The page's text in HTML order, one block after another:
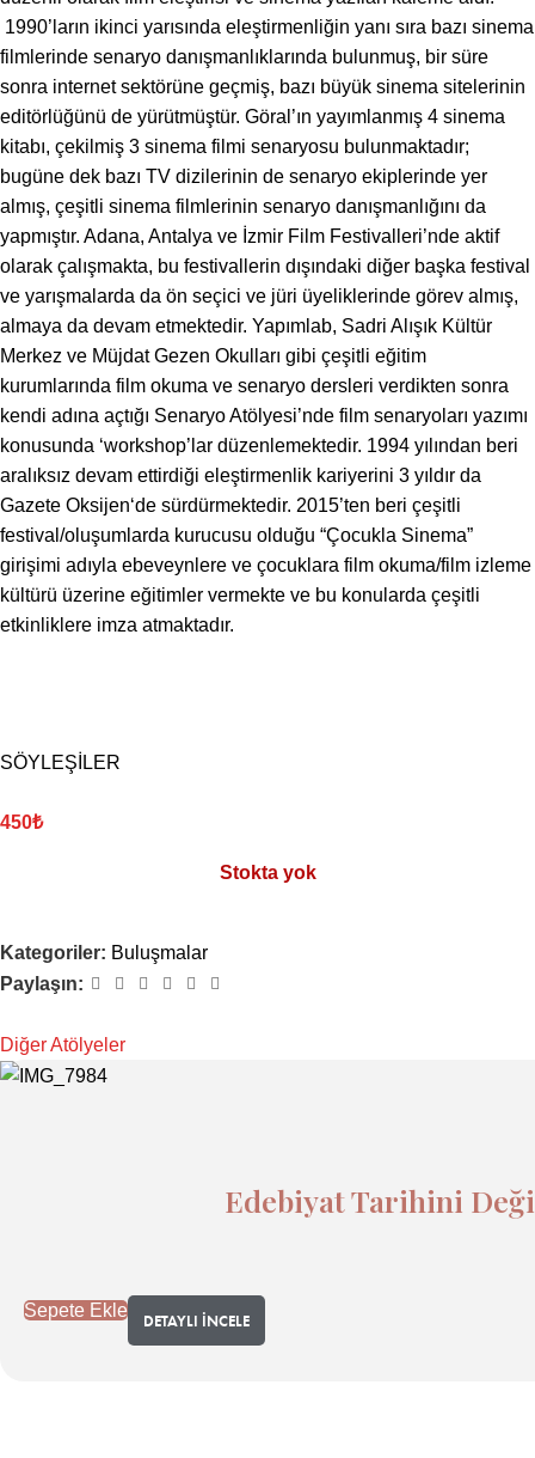
1990’ların ikinci yarısında eleştirmenliğin yanı sıra bazı sinema
filmlerinde senaryo danışmanlıklarında bulunmuş, bir süre
sonra internet sektörüne geçmiş, bazı büyük sinema sitelerinin
editörlüğünü de yürütmüştür. Göral’ın yayımlanmış 4 sinema
kitabı, çekilmiş 3 sinema filmi senaryosu bulunmaktadır;
bugüne dek bazı TV dizilerinin de senaryo ekiplerinde yer
almış, çeşitli sinema filmlerinin senaryo danışmanlığını da
yapmıştır. Adana, Antalya ve İzmir Film Festivalleri’nde aktif
olarak çalışmakta, bu festivallerin dışındaki diğer başka festival
ve yarışmalarda da ön seçici ve jüri üyeliklerinde görev almış,
almaya da devam etmektedir. Yapımlab, Sadri Alışık Kültür
Merkez ve Müjdat Gezen Okulları gibi çeşitli eğitim
kurumlarında film okuma ve senaryo dersleri verdikten sonra
kendi adına açtığı Senaryo Atölyesi’nde film senaryoları yazımı
konusunda ‘workshop’lar düzenlemektedir. 1994 yılından beri
aralıksız devam ettirdiği eleştirmenlik kariyerini 3 yıldır da
Gazete Oksijen‘de sürdürmektedir. 2015’ten beri çeşitli
festival/oluşumlarda kurucusu olduğu “Çocukla Sinema”
girişimi adıyla ebeveynlere ve çocuklara film okuma/film izleme
kültürü üzerine eğitimler vermekte ve bu konularda çeşitli
etkinliklere imza atmaktadır.
SÖYLEŞİLER
450₺
Stokta yok
Kategoriler: Buluşmalar
Paylaşın:
Diğer Atölyeler
Edebiyat Tarihini
Sepete Ekle
DETAYLI İNCELE